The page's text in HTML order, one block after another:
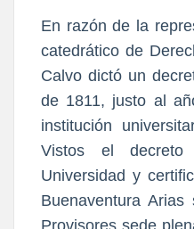
En razón de la
catedrático de
Calvo dictó un
de 1811, justo al
institución
Vistos el
Universidad y
Buenaventura
Provisores sede